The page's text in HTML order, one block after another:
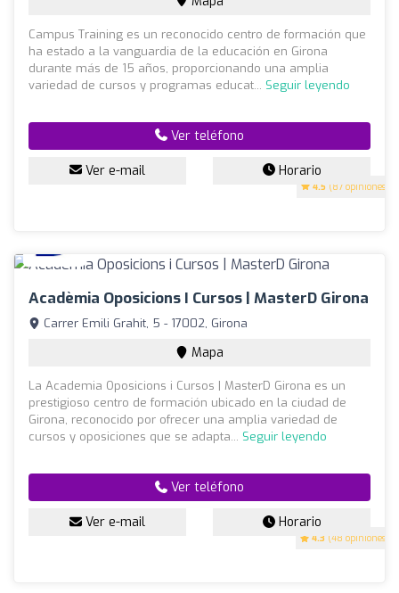
4.5 (87 opiniones)
Campus Training es un reconocido centro de formación que
ha estado a la vanguardia de la educación en Girona
durante más de 15 años, proporcionando una amplia
variedad de cursos y programas educat... Seguir leyendo
Ver teléfono
Ver e-mail Horario
Acadèmia Oposicions I Cursos | MasterD Girona
4.3 (48 opiniones)
Carrer Emili Grahit, 5 - 17002, Girona
Mapa
La Academia Oposicions i Cursos | MasterD Girona es un
prestigioso centro de formación ubicado en la ciudad de
Girona, reconocido por ofrecer una amplia variedad de
cursos y oposiciones que se adapta... Seguir leyendo
Ver teléfono
Ver e-mail Horario